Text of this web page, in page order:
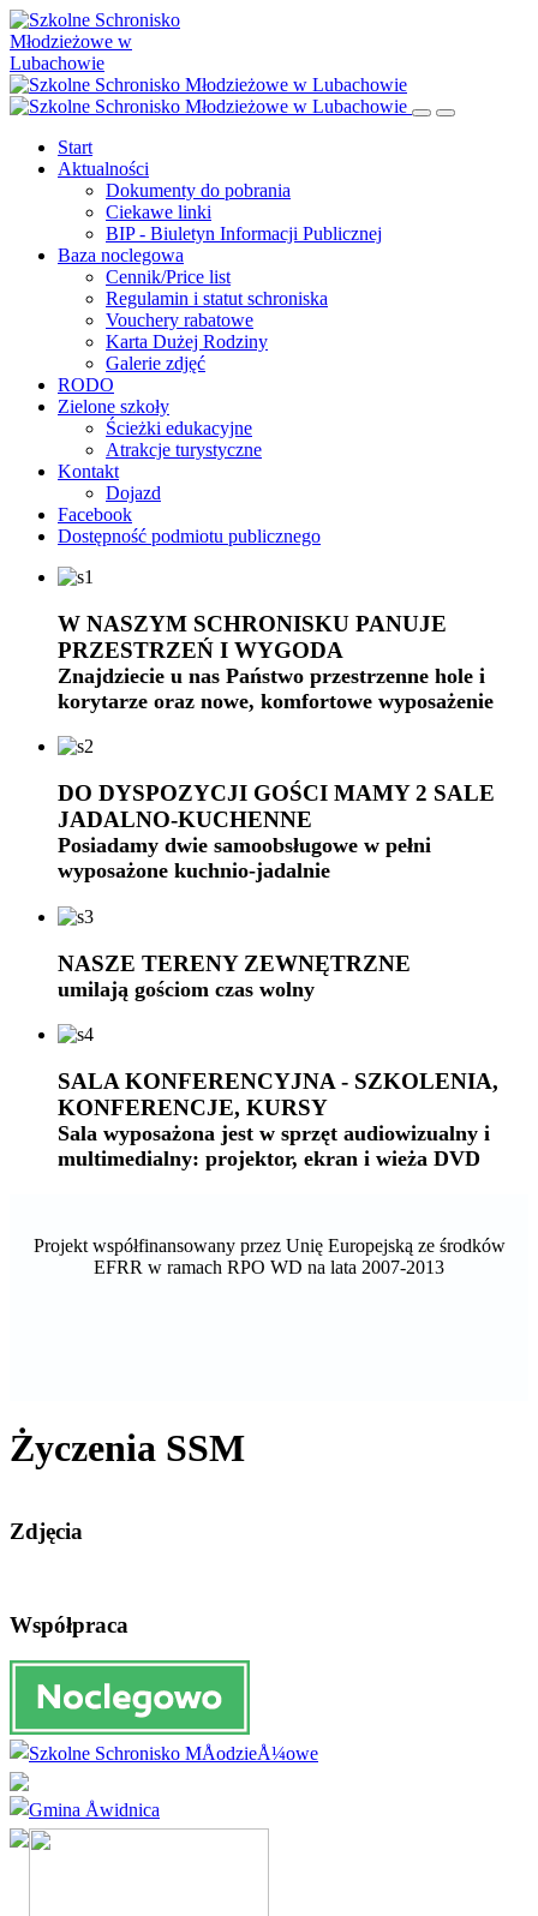
Start
Aktualności
Dokumenty do pobrania
Ciekawe linki
BIP - Biuletyn Informacji Publicznej
Baza noclegowa
Cennik/Price list
Regulamin i statut schroniska
Vouchery rabatowe
Karta Dużej Rodziny
Galerie zdjęć
RODO
Zielone szkoły
Ścieżki edukacyjne
Atrakcje turystyczne
Kontakt
Dojazd
Facebook
Dostępność podmiotu publicznego
W NASZYM SCHRONISKU PANUJE
PRZESTRZEŃ I WYGODA
Znajdziecie u nas Państwo przestrzenne hole i
korytarze oraz nowe, komfortowe wyposażenie
DO DYSPOZYCJI GOŚCI MAMY 2 SALE
JADALNO-KUCHENNE
Posiadamy dwie samoobsługowe w pełni
wyposażone kuchnio-jadalnie
NASZE TERENY ZEWNĘTRZNE
umilają gościom czas wolny
SALA KONFERENCYJNA - SZKOLENIA,
KONFERENCJE, KURSY
Sala wyposażona jest w sprzęt audiowizualny i
multimedialny: projektor, ekran i wieża DVD
Projekt współfinansowany przez Unię Europejską ze środków
EFRR w ramach RPO WD na lata 2007-2013
Życzenia SSM
Zdjęcia
Współpraca